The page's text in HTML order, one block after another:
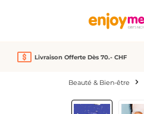
Livraison Offerte Dès 70.- CHF
Beauté & Bien-être
Ignorer la galerie d'images